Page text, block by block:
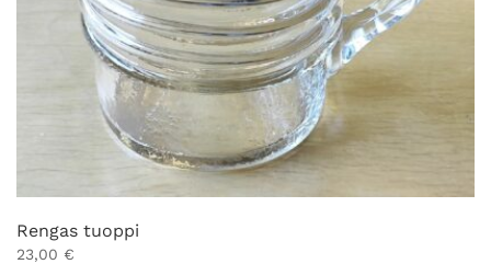
Rengas tuoppi
23,00 €